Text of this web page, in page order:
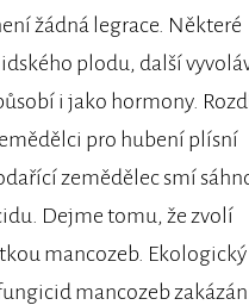
žádná legrace. Některé
plodu, další
i jako hormony.
pro hubení plísní
zemědělec smí
Dejme tomu, že zvolí
mancozeb. Ekologický
mancozeb